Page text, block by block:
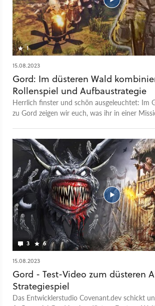
1
15.08.2023
Gord: Im düsteren Wald
Rollenspiel und Aufbaustrategie
Herrlich finster und schön ausgeleuchtet: Im
zu Gord zeigen wir euch, was ihr in einer
und Schwächen des neuen
wurde übrigens zum Teil von ehemaligen
entwickelt und weist in seiner Inszenierung
zum großen Rollenspiel-Hit aus Polen auf. So
Zwischensequenzen für ein Aufbauspiel sehr
auch das osteuropäische beziehungsweise
angehauchte Setting der Kampagne erinnert
Hexer Geralt. Gord spielt allerdings in einer
ausgedachten Welt, in der es permanent
sich nicht nur auf die Grafik, sondern auch
aus. Der Release erfolgt am 17. August 2023.
3 6
15.08.2023
Gord - Test-Video zum düsteren
Strategiespiel
Das Entwicklerstudio Covenant.dev schickt